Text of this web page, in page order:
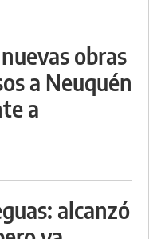
obras
a Neuquén
a
alcanzó